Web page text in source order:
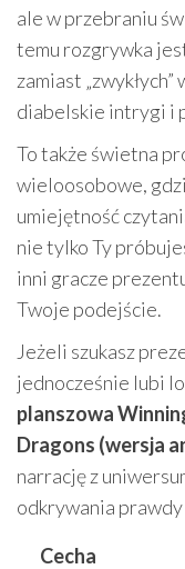
ale w przebraniu
temu rozgrywka
zamiast
diabelskie intrygi i
To także świetna
wieloosobowe,
umiejętność
nie tylko Ty
inni gracze
Twoje podejście.
Jeżeli szukasz
jednocześnie lubi
planszowa
Dragons (wersja
narrację z
odkrywania
Cecha